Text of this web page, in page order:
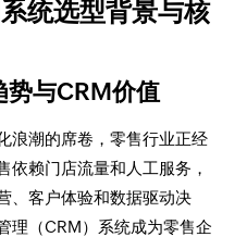
统选型背景与核
势与CRM价值
浪潮的席卷，零售行业正经
依赖门店流量和人工服务，
、客户体验和数据驱动决
理（CRM）系统成为零售企